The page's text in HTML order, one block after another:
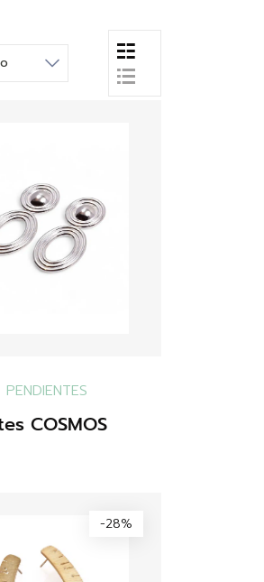
PENDIENTES
COSMOS
-28%